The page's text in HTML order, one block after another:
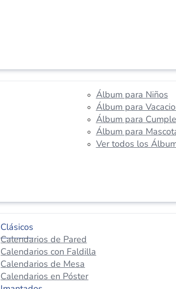
Álbum para Niños
Álbum para
Álbum para
Álbum para
Ver todos los
Clásicos
Calendarios de Pared
Calendarios con Faldilla
Calendarios de Mesa
Calendarios en Póster